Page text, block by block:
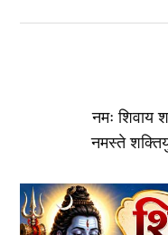
नमः शिवाय
नमस्ते